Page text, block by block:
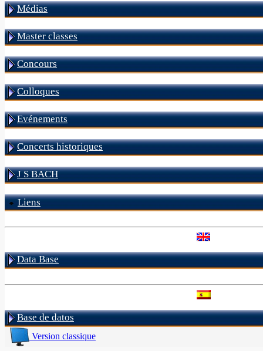
Médias
Master classes
Concours
Colloques
Evénements
Concerts historiques
J S BACH
Liens
Data Base
Base de datos
Version classique